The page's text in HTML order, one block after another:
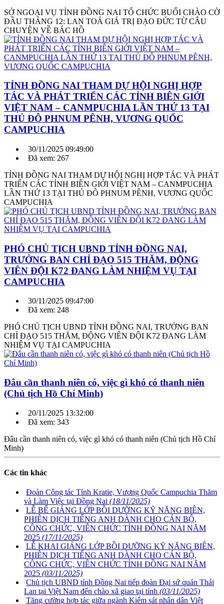
SỞ NGOẠI VỤ TỈNH ĐỒNG NAI TỔ CHỨC BUỔI CHÀO CỜ
ĐẦU THÁNG 12: LAN TOẢ GIÁ TRỊ ĐẠO ĐỨC TỪ CÂU
CHUYỆN VỀ BÁC HỒ
TỈNH ĐỒNG NAI THAM DỰ HỘI NGHỊ HỢP
TÁC VÀ PHÁT TRIỂN CÁC TỈNH BIÊN GIỚI
VIỆT NAM – CANMPUCHIA LẦN THỨ 13 TẠI
THỦ ĐÔ PHNUM PÊNH, VƯƠNG QUỐC
CAMPUCHIA
30/11/2025 09:49:00
Đã xem: 267
TỈNH ĐỒNG NAI THAM DỰ HỘI NGHỊ HỢP TÁC VÀ PHÁT
TRIỂN CÁC TỈNH BIÊN GIỚI VIỆT NAM – CANMPUCHIA
LẦN THỨ 13 TẠI THỦ ĐÔ PHNUM PÊNH, VƯƠNG QUỐC
CAMPUCHIA
PHÓ CHỦ TỊCH UBND TỈNH ĐỒNG NAI,
TRƯỞNG BAN CHỈ ĐẠO 515 THĂM, ĐỘNG
VIÊN ĐỘI K72 ĐANG LÀM NHIỆM VỤ TẠI
CAMPUCHIA
30/11/2025 09:47:00
Đã xem: 248
PHÓ CHỦ TỊCH UBND TỈNH ĐỒNG NAI, TRƯỞNG BAN
CHỈ ĐẠO 515 THĂM, ĐỘNG VIÊN ĐỘI K72 ĐANG LÀM
NHIỆM VỤ TẠI CAMPUCHIA
Đâu cần thanh niên có, việc gì khó có thanh niên
(Chủ tịch Hồ Chí Minh)
20/11/2025 13:32:00
Đã xem: 343
Đâu cần thanh niên có, việc gì khó có thanh niên (Chủ tịch Hồ Chí
Minh)
Các tin khác
Đoàn Công tác Tỉnh Kratie, Vương Quốc Campuchia Thăm
và Làm Việc tại Đồng Nai (18/11/2025)
LỄ BẾ GIẢNG LỚP BỒI DƯỠNG KỸ NĂNG BIÊN,
PHIÊN DỊCH TIẾNG ANH DÀNH CHO CÁN BỘ,
CÔNG CHỨC, VIÊN CHỨC TỈNH ĐỒNG NAI NĂM
2025 (17/11/2025)
LỄ KHAI GIẢNG LỚP BỒI DƯỠNG KỸ NĂNG BIÊN,
PHIÊN DỊCH TIẾNG ANH DÀNH CHO CÁN BỘ,
CÔNG CHỨC, VIÊN CHỨC TỈNH ĐỒNG NAI NĂM
2025 (03/11/2025)
Chủ tịch UBND tỉnh Đồng Nai tiếp đoàn Đại sứ quán Thái
Lan tại Việt Nam đến chào xã giao tại tỉnh (03/11/2025)
Tăng cường hợp tác giữa ngành Kiểm sát nhân dân Việt